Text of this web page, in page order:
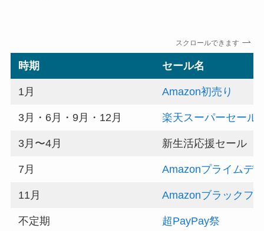
スクロールできます
時期 セール名
1月 Amazon初売り
3月・6月・9月・12月 楽天スーパーセール
3月〜4月 新生活応援セール
7月 Amazonプライムデ
11月 Amazonブラックフ
不定期 超PayPay祭